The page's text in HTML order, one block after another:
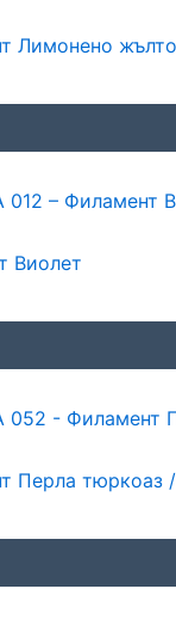
Лимонено жълто
Виолет
Перла тюркоаз